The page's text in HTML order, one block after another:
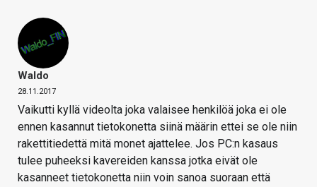
Waldo
28.11.2017
Vaikutti kyllä videolta joka valaisee henkilöä joka ei ole
ennen kasannut tietokonetta siinä määrin ettei se ole niin
rakettitiedettä mitä monet ajattelee. Jos PC:n kasaus
tulee puheeksi kavereiden kanssa jotka eivät ole
kasanneet tietokonetta niin voin sanoa suoraan että